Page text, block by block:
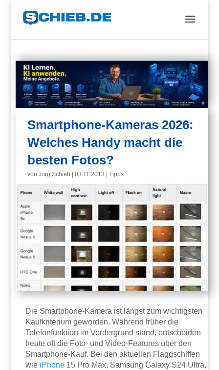
Smartphone-Kameras 2026:
Welches Handy macht die
besten Fotos?
vonJörg Schieb |03.11.2013 |Tipps
Die Smartphone-Kamera ist längst zum wichtigsten
Kaufkriterium geworden. Während früher die
Telefonfunktion im Vordergrund stand, entscheiden
heute oft die Foto- und Video-Features über den
Smartphone-Kauf. Bei den aktuellen Flaggschiffen
wie iPhone 15 Pro Max, Samsung Galaxy S24 Ultra,